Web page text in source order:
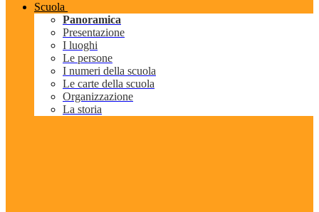
Scuola
Panoramica
Presentazione
I luoghi
Le persone
I numeri della scuola
Le carte della scuola
Organizzazione
La storia